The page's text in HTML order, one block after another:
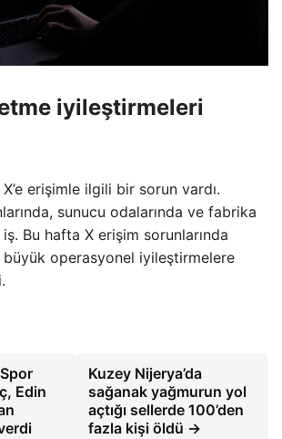
iyileştirmeleri
erişimle ilgili bir sorun vardı.
sunucu odalarında ve fabrika
Bu hafta X erişim sorunlarında
operasyonel iyileştirmelere
Edin
Kuzey Nijerya’da
sağanak yağmurun yol
açtığı sellerde 100’den
fazla kişi öldü →